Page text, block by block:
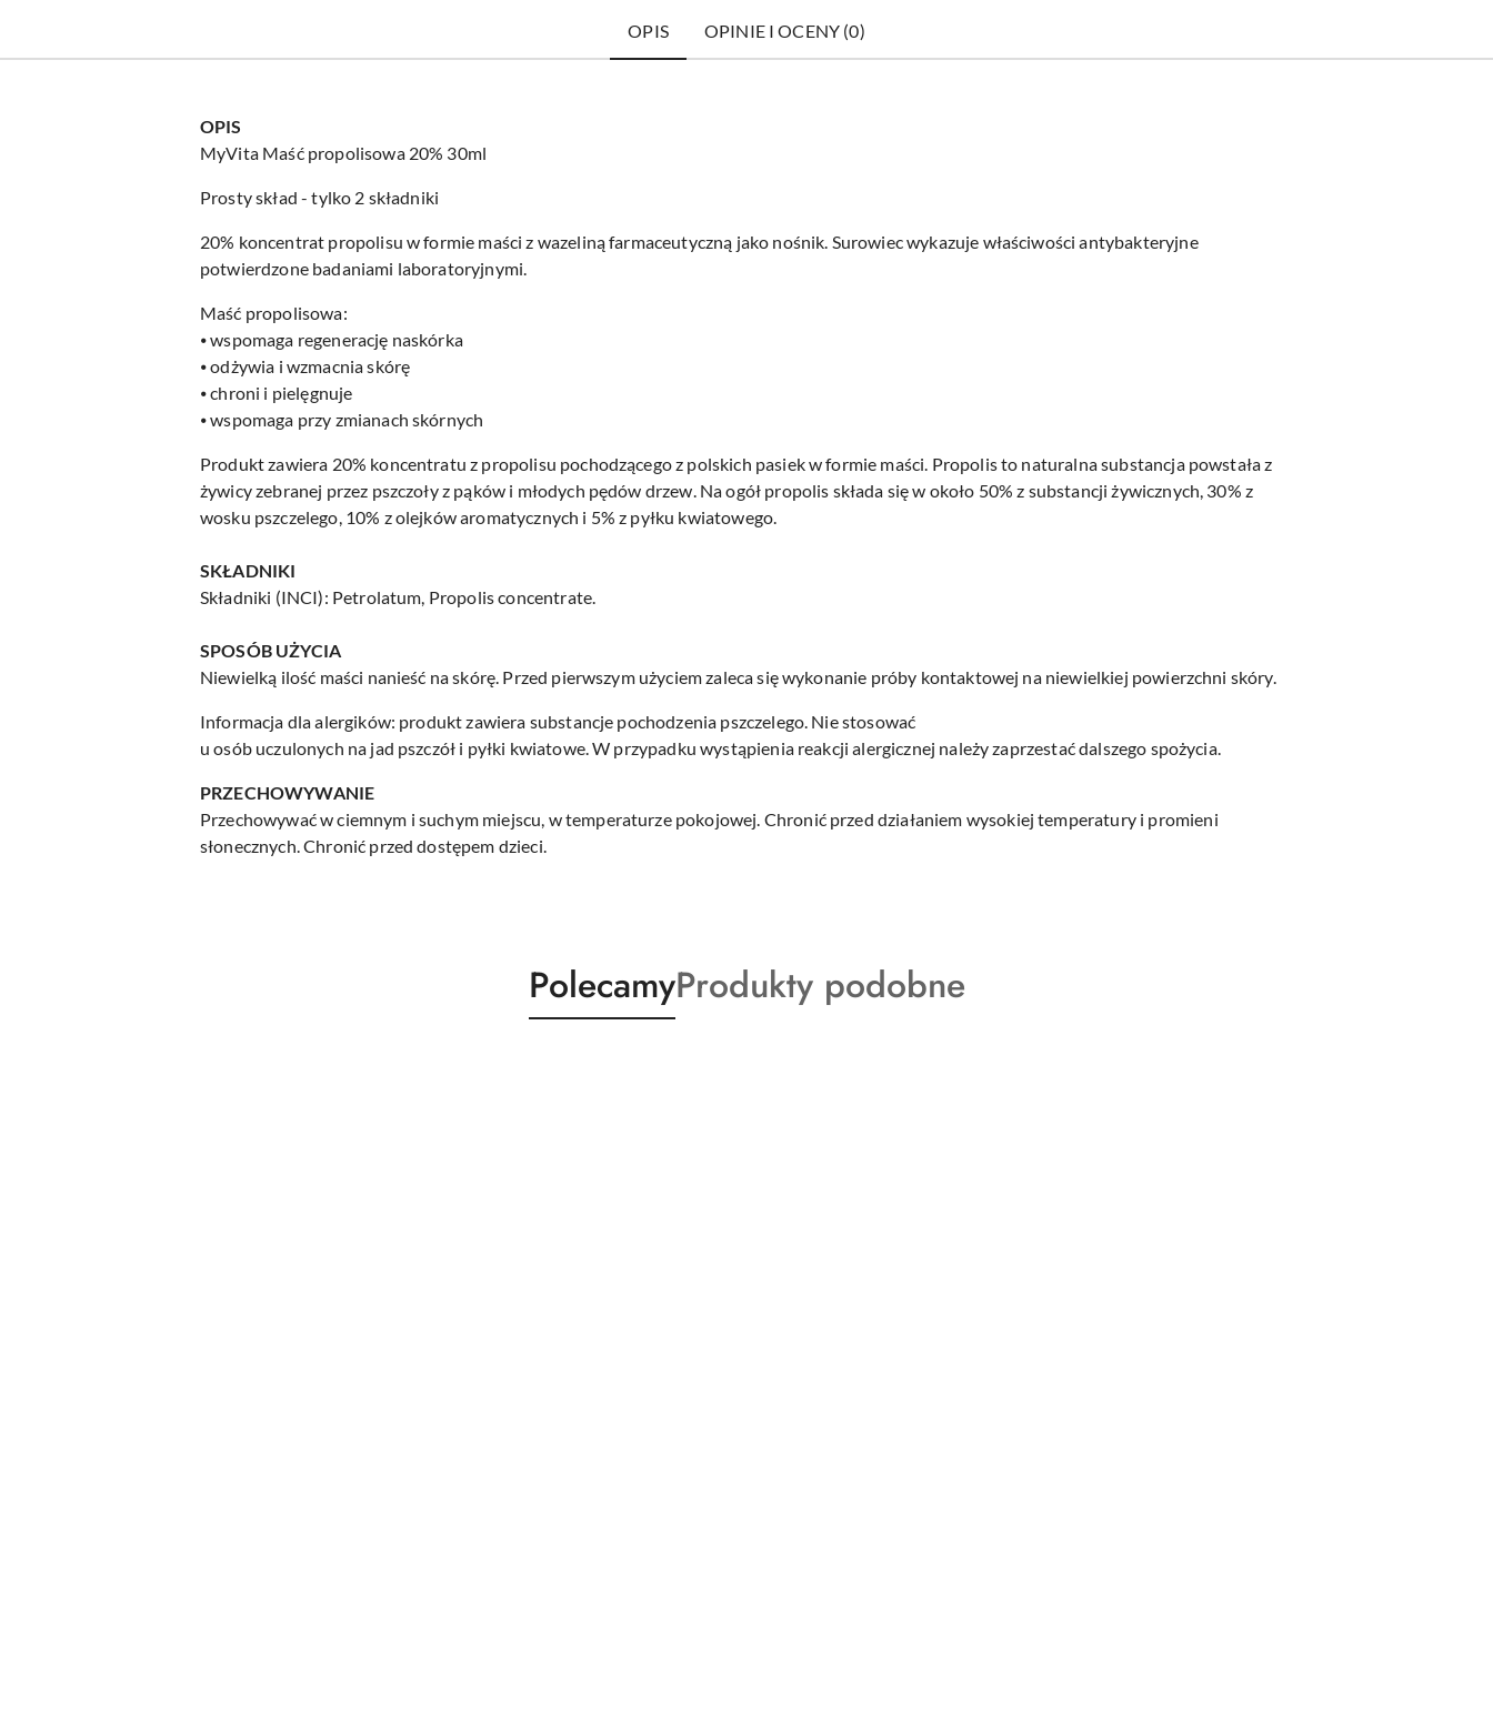
OPIS OPINIE I OCENY (0)
OPIS
MyVita Maść propolisowa 20% 30ml
Prosty skład - tylko 2 składniki
20% koncentrat propolisu w formie maści z wazeliną farmaceutyczną jako nośnik. Surowiec wykazuje właściwości antybakteryjne
potwierdzone badaniami laboratoryjnymi.
Maść propolisowa:
⦁ wspomaga regenerację naskórka
⦁ odżywia i wzmacnia skórę
⦁ chroni i pielęgnuje
⦁ wspomaga przy zmianach skórnych
Produkt zawiera 20% koncentratu z propolisu pochodzącego z polskich pasiek w formie maści. Propolis to naturalna substancja powstała z
żywicy zebranej przez pszczoły z pąków i młodych pędów drzew. Na ogół propolis składa się w około 50% z substancji żywicznych, 30% z
wosku pszczelego, 10% z olejków aromatycznych i 5% z pyłku kwiatowego.
SKŁADNIKI
Składniki (INCI): Petrolatum, Propolis concentrate.
SPOSÓB UŻYCIA
Niewielką ilość maści nanieść na skórę. Przed pierwszym użyciem zaleca się wykonanie próby kontaktowej na niewielkiej powierzchni skóry.
Informacja dla alergików: produkt zawiera substancje pochodzenia pszczelego. Nie stosować
u osób uczulonych na jad pszczół i pyłki kwiatowe. W przypadku wystąpienia reakcji alergicznej należy zaprzestać dalszego spożycia.
PRZECHOWYWANIE
Przechowywać w ciemnym i suchym miejscu, w temperaturze pokojowej. Chronić przed działaniem wysokiej temperatury i promieni
słonecznych. Chronić przed dostępem dzieci.
Produkty
o
PolecamyProdukty
o
Produkty podobne